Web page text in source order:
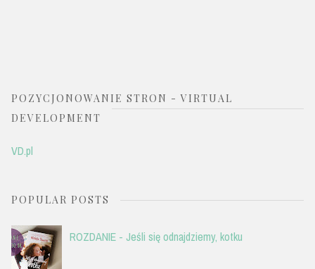
POZYCJONOWANIE STRON - VIRTUAL
DEVELOPMENT
VD.pl
POPULAR POSTS
ROZDANIE - Jeśli się odnajdziemy, kotku